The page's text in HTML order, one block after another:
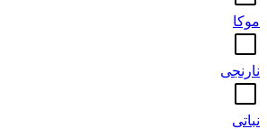
موکا
نارنجی
نباتی